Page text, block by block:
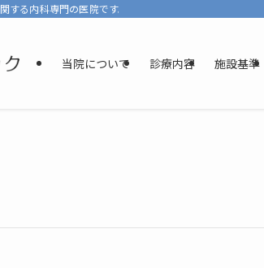
する内科専門の医院です。少しでもリラックスして診
当院について 診療内容 施設基準